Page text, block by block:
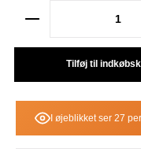
Tilføj til
I øjeblikket ser 27